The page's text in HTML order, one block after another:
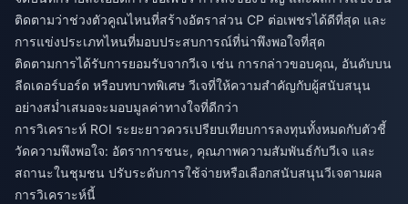
ติดตามว่าช่วงตัวคูณไหนที่สร้างอัตราส่วน CP ต่อเพชรได้ดีที่สุด และ
การแข่งประเภทไหนที่มอบประสบการณ์ที่น่าพึงพอใจที่สุด
ติดตามการได้รับการยอมรับจากวีเจ เช่น การกล่าวขอบคุณ, อันดับบน
ลีดเดอร์บอร์ด หรือบทบาทพิเศษ วีเจที่ให้ความสำคัญกับผู้สนับสนุน
อย่างสม่ำเสมอจะมอบมูลค่าทางใจที่ดีกว่า
การวิเคราะห์ ROI ระยะยาวควรเปรียบเทียบการลงทุนทั้งหมดกับตัวชี้
วัดความพึงพอใจ: อัตราการชนะ, คุณภาพความสัมพันธ์กับวีเจ และ
สถานะในชุมชน ปรับระดับการใช้จ่ายหรือเลือกสนับสนุนวีเจตามผล
การวิเคราะห์นี้